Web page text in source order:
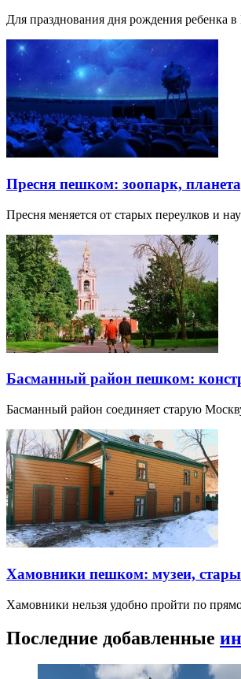
Для празднования дня рождения
Пресня пешком: зоопарк,
Пресня меняется от старых переулков и
Басманный район пешком:
Басманный район соединяет старую
Хамовники пешком: музеи,
Хамовники нельзя удобно пройти по
Последние добавленные